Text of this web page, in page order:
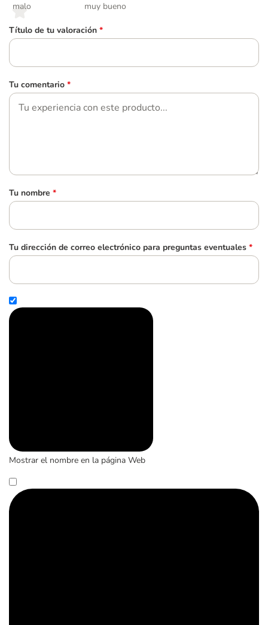
malo
muy bueno
Título de tu valoración *
Tu comentario *
Tu nombre *
Tu dirección de correo electrónico para preguntas eventuales *
Mostrar el nombre en la página Web